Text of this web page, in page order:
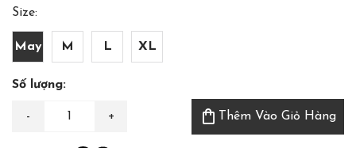
Size:
May M L XL
Số lượng:
shopping_bag Thêm Vào Giỏ Hàng